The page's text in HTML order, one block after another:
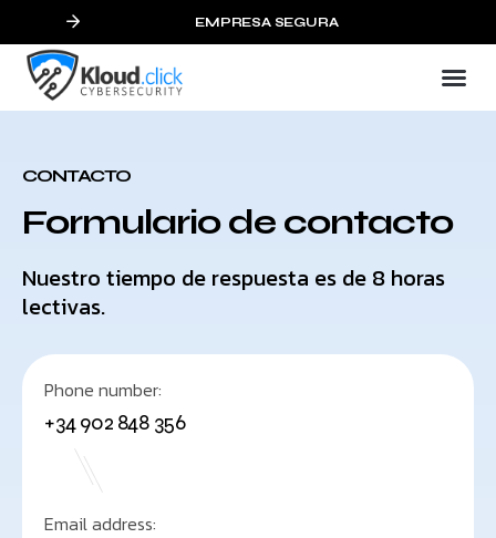
EMPRESA SEGURA
CONTACTO
Formulario de contacto
Nuestro tiempo de respuesta es de 8 horas
lectivas.
Phone number:
+34 902 848 356
Email address: